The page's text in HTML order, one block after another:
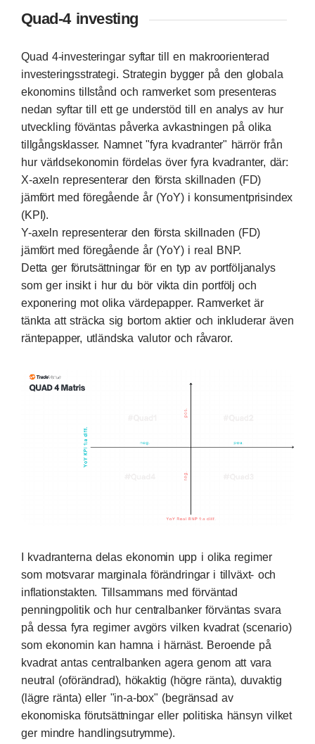
Quad-4 investing
Quad 4-investeringar syftar till en makroorienterad
investeringsstrategi. Strategin bygger på den globala
ekonomins tillstånd och ramverket som presenteras
nedan syftar till ett ge understöd till en analys av hur
utveckling föväntas påverka avkastningen på olika
tillgångsklasser. Namnet "fyra kvadranter" härrör från
hur världsekonomin fördelas över fyra kvadranter, där:
X-axeln representerar den första skillnaden (FD)
jämfört med föregående år (YoY) i konsumentprisindex
(KPI).
Y-axeln representerar den första skillnaden (FD)
jämfört med föregående år (YoY) i real BNP.
Detta ger förutsättningar för en typ av portföljanalys
som ger insikt i hur du bör vikta din portfölj och
exponering mot olika värdepapper. Ramverket är
tänkta att sträcka sig bortom aktier och inkluderar även
räntepapper, utländska valutor och råvaror.
I kvadranterna delas ekonomin upp i olika regimer
som motsvarar marginala förändringar i tillväxt- och
inflationstakten. Tillsammans med förväntad
penningpolitik och hur centralbanker förväntas svara
på dessa fyra regimer avgörs vilken kvadrat (scenario)
som ekonomin kan hamna i härnäst. Beroende på
kvadrat antas centralbanken agera genom att vara
neutral (oförändrad), hökaktig (högre ränta), duvaktig
(lägre ränta) eller "in-a-box" (begränsad av
ekonomiska förutsättningar eller politiska hänsyn vilket
ger mindre handlingsutrymme).